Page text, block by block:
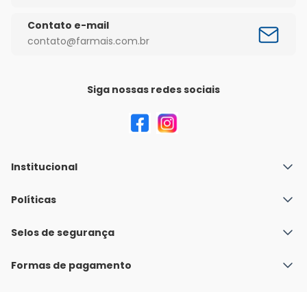
Contato e-mail
contato@farmais.com.br
Siga nossas redes sociais
Institucional
Quem Somos
Nossas lojas
Políticas
Política de Envio
Políticas de Trocas e Devoluções
Selos de segurança
Formas de pagamento